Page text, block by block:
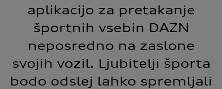
aplikacijo za pretakanje
športnih vsebin DAZN
neposredno na zaslone
svojih vozil. Ljubitelji športa
bodo odslej lahko spremljali